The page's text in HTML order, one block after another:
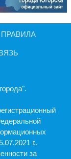
ПРАВИЛА
г..
за